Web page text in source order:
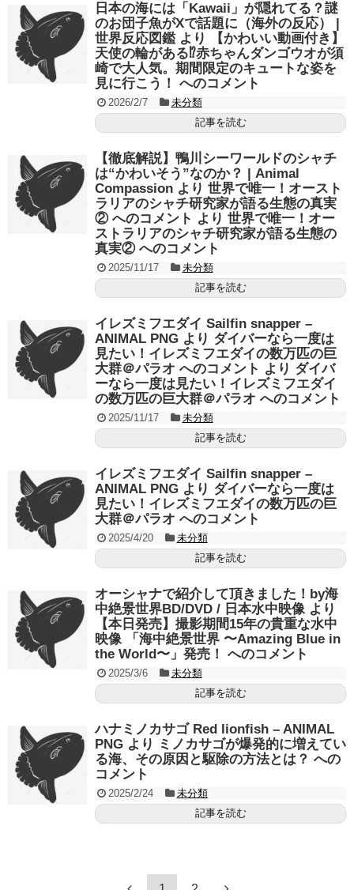
日本の海には「Kawaii」が隠れてる？謎
のお団子魚がXで話題に（海外の反応） |
世界反応図鑑 より 【かわいい動画付き】
天使の輪がある⁉赤ちゃんダンゴウオが須
崎で大人気。期間限定のキュートな姿を
見に行こう！ へのコメント
2026/2/7
未分類
記事を読む
【徹底解説】鴨川シーワールドのシャチ
は“かわいそう”なのか？ | Animal
Compassion より 世界で唯一！オースト
ラリアのシャチ研究家が語る生態の真実
② へのコメント より 世界で唯一！オー
ストラリアのシャチ研究家が語る生態の
真実② へのコメント
2025/11/17
未分類
記事を読む
イレズミフエダイ Sailfin snapper –
ANIMAL PNG より ダイバーなら一度は
見たい！イレズミフエダイの数万匹の巨
大群＠パラオ へのコメント より ダイバ
ーなら一度は見たい！イレズミフエダイ
の数万匹の巨大群＠パラオ へのコメント
2025/11/17
未分類
記事を読む
イレズミフエダイ Sailfin snapper –
ANIMAL PNG より ダイバーなら一度は
見たい！イレズミフエダイの数万匹の巨
大群＠パラオ へのコメント
2025/4/20
未分類
記事を読む
オーシャナで紹介して頂きました！by海
中絶景世界BD/DVD / 日本水中映像 より
【本日発売】撮影期間15年の貴重な水中
映像 「海中絶景世界 〜Amazing Blue in
the World〜」発売！ へのコメント
2025/3/6
未分類
記事を読む
ハナミノカサゴ Red lionfish – ANIMAL
PNG より ミノカサゴが爆発的に増えてい
る海、その原因と駆除の方法とは？ への
コメント
2025/2/24
未分類
記事を読む